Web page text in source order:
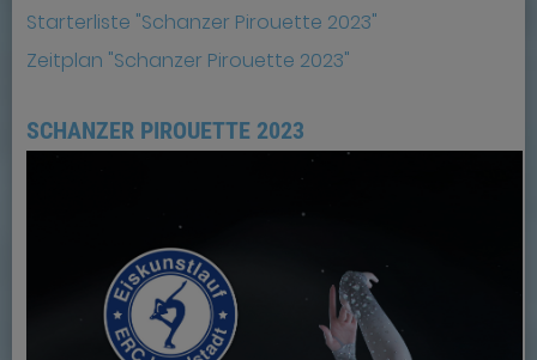
Starterliste "Schanzer Pirouette 2023"
Zeitplan "Schanzer Pirouette 2023"
SCHANZER PIROUETTE 2023